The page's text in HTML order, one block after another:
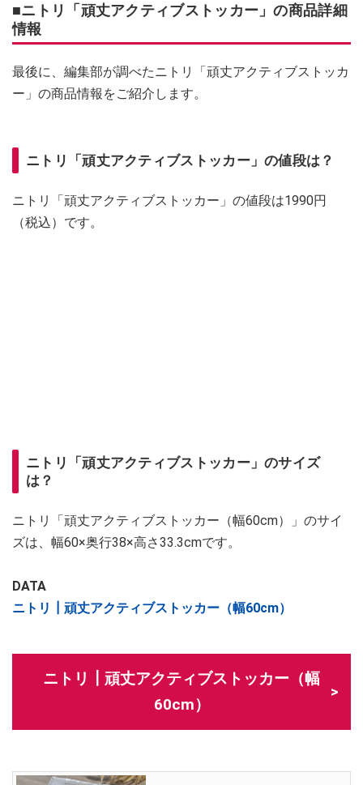
■ニトリ「頑丈アクティブストッカー」の商品詳細
情報
最後に、編集部が調べたニトリ「頑丈アクティブストッカ
ー」の商品情報をご紹介します。
ニトリ「頑丈アクティブストッカー」の値段は？
ニトリ「頑丈アクティブストッカー」の値段は1990円
（税込）です。
ニトリ「頑丈アクティブストッカー」のサイズ
は？
ニトリ「頑丈アクティブストッカー（幅60cm）」のサイ
ズは、幅60×奥行38×高さ33.3cmです。
DATA
ニトリ┃頑丈アクティブストッカー（幅60cm）
ニトリ┃頑丈アクティブストッカー（幅
60cm）